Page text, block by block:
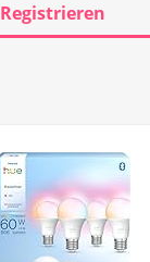
Registrieren